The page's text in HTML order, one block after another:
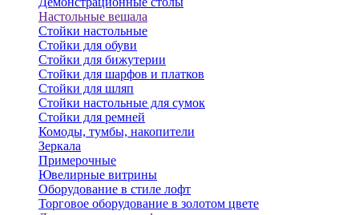
Настольные вешала
Стойки настольные
Стойки для обуви
Стойки для бижутерии
Стойки для шарфов и платков
Стойки для шляп
Стойки настольные для сумок
Стойки для ремней
Комоды, тумбы, накопители
Зеркала
Примерочные
Ювелирные витрины
Оборудование в стиле лофт
Торговое оборудование в золотом цвете